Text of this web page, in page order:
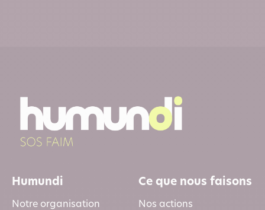
Humundi
Notre organisation
Ce que nous faisons
Nos actions